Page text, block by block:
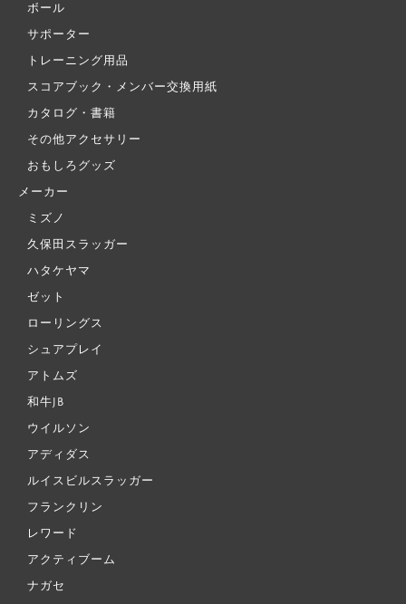
ボール
サポーター
トレーニング用品
スコアブック・メンバー交換用紙
カタログ・書籍
その他アクセサリー
おもしろグッズ
メーカー
ミズノ
久保田スラッガー
ハタケヤマ
ゼット
ローリングス
シュアプレイ
アトムズ
和牛JB
ウイルソン
アディダス
ルイスビルスラッガー
フランクリン
レワード
アクティブーム
ナガセ